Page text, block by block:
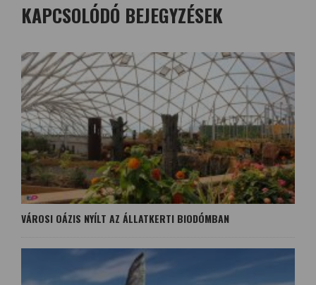
KAPCSOLÓDÓ BEJEGYZÉSEK
VÁROSI OÁZIS NYÍLT AZ ÁLLATKERTI BIODÓMBAN